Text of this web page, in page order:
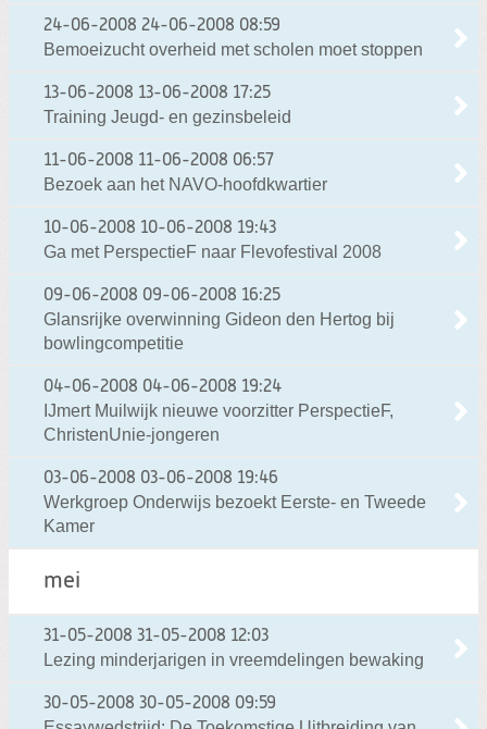
24-06-2008 24-06-2008 08:59
Bemoeizucht overheid met scholen moet stoppen
13-06-2008 13-06-2008 17:25
Training Jeugd- en gezinsbeleid
11-06-2008 11-06-2008 06:57
Bezoek aan het NAVO-hoofdkwartier
10-06-2008 10-06-2008 19:43
Ga met PerspectieF naar Flevofestival 2008
09-06-2008 09-06-2008 16:25
Glansrijke overwinning Gideon den Hertog bij
bowlingcompetitie
04-06-2008 04-06-2008 19:24
IJmert Muilwijk nieuwe voorzitter PerspectieF,
ChristenUnie-jongeren
03-06-2008 03-06-2008 19:46
Werkgroep Onderwijs bezoekt Eerste- en Tweede
Kamer
mei
31-05-2008 31-05-2008 12:03
Lezing minderjarigen in vreemdelingen bewaking
30-05-2008 30-05-2008 09:59